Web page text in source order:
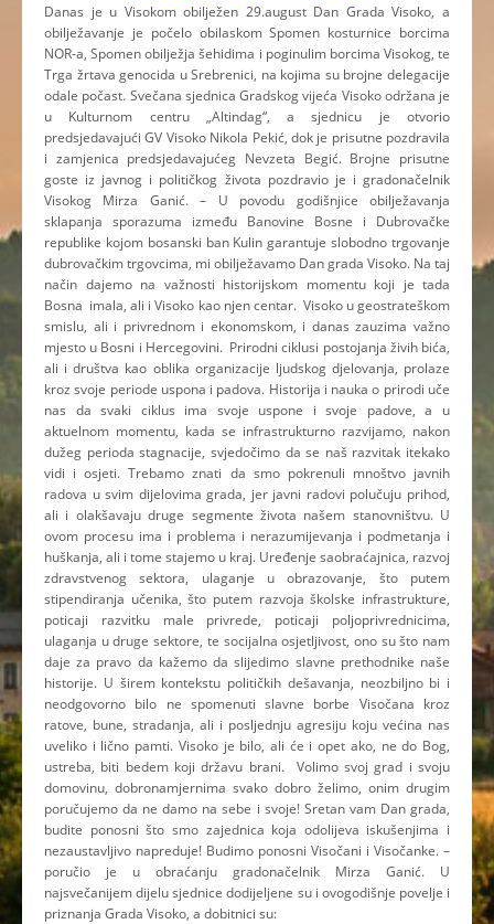
Danas je u Visokom obilježen 29.august Dan Grada Visoko, a
obilježavanje je počelo obilaskom Spomen kosturnice borcima
NOR-a, Spomen obilježja šehidima i poginulim borcima Visokog, te
Trga žrtava genocida u Srebrenici, na kojima su brojne delegacije
odale počast. Svečana sjednica Gradskog vijeća Visoko održana je
u Kulturnom centru „Altindag“, a sjednicu je otvorio
predsjedavajući GV Visoko Nikola Pekić, dok je prisutne pozdravila
i zamjenica predsjedavajućeg Nevzeta Begić. Brojne prisutne
goste iz javnog i političkog života pozdravio je i gradonačelnik
Visokog Mirza Ganić. – U povodu godišnjice obilježavanja
sklapanja sporazuma između Banovine Bosne i Dubrovačke
republike kojom bosanski ban Kulin garantuje slobodno trgovanje
dubrovačkim trgovcima, mi obilježavamo Dan grada Visoko. Na taj
način dajemo na važnosti historijskom momentu koji je tada
Bosna imala, ali i Visoko kao njen centar. Visoko u geostrateškom
smislu, ali i privrednom i ekonomskom, i danas zauzima važno
mjesto u Bosni i Hercegovini. Prirodni ciklusi postojanja živih bića,
ali i društva kao oblika organizacije ljudskog djelovanja, prolaze
kroz svoje periode uspona i padova. Historija i nauka o prirodi uče
nas da svaki ciklus ima svoje uspone i svoje padove, a u
aktuelnom momentu, kada se infrastrukturno razvijamo, nakon
dužeg perioda stagnacije, svjedočimo da se naš razvitak itekako
vidi i osjeti. Trebamo znati da smo pokrenuli mnoštvo javnih
radova u svim dijelovima grada, jer javni radovi polučuju prihod,
ali i olakšavaju druge segmente života našem stanovništvu. U
ovom procesu ima i problema i nerazumijevanja i podmetanja i
huškanja, ali i tome stajemo u kraj. Uređenje saobraćajnica, razvoj
zdravstvenog sektora, ulaganje u obrazovanje, što putem
stipendiranja učenika, što putem razvoja školske infrastrukture,
poticaji razvitku male privrede, poticaji poljoprivrednicima,
ulaganja u druge sektore, te socijalna osjetljivost, ono su što nam
daje za pravo da kažemo da slijedimo slavne prethodnike naše
historije. U širem kontekstu političkih dešavanja, neozbiljno bi i
neodgovorno bilo ne spomenuti slavne borbe Visočana kroz
ratove, bune, stradanja, ali i posljednju agresiju koju većina nas
uveliko i lično pamti. Visoko je bilo, ali će i opet ako, ne do Bog,
ustreba, biti bedem koji državu brani. Volimo svoj grad i svoju
domovinu, dobronamjernima svako dobro želimo, onim drugim
poručujemo da ne damo na sebe i svoje! Sretan vam Dan grada,
budite ponosni što smo zajednica koja odolijeva iskušenjima i
nezaustavljivo napreduje! Budimo ponosni Visočani i Visočanke. –
poručio je u obraćanju gradonačelnik Mirza Ganić. U
najsvečanijem dijelu sjednice dodijeljene su i ovogodišnje povelje i
priznanja Grada Visoko, a dobitnici su: